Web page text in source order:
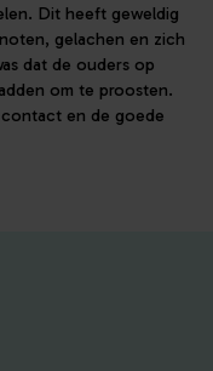
Dit heeft geweldig
gelachen en zich
dat de ouders op
om te proosten.
en de goede